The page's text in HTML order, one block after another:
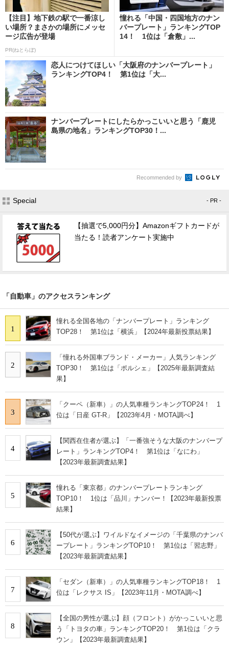
【注目】地下鉄の駅で一番涼し
い場所？まさかの場所にメッセ
ージ広告が登場
PR(ねとらぼ)
憧れる「中国・四国地方のナン
バープレート」ランキングTOP
14！ 1位は「倉敷」...
恋人につけてほしい「大阪府のナンバープレート」
ランキングTOP4！ 第1位は「大...
ナンバープレートにしたらかっこいいと思う「鹿児
島県の地名」ランキングTOP30！...
Recommended by
Special - PR -
【抽選で5,000円分】Amazonギフトカードが
当たる！読者アンケート実施中
「自動車」のアクセスランキング
1
憧れる全国各地の「ナンバープレート」ランキング
TOP28！ 第1位は「横浜」【2024年最新投票結果】
2
「憧れる外国車ブランド・メーカー」人気ランキング
TOP30！ 第1位は「ポルシェ」【2025年最新調査結
果】
3
「クーペ（新車）」の人気車種ランキングTOP24！ 1
位は「日産 GT-R」【2023年4月・MOTA調べ】
4
【関西在住者が選ぶ】「一番強そうな大阪のナンバープ
レート」ランキングTOP4！ 第1位は「なにわ」
【2023年最新調査結果】
5
憧れる「東京都」のナンバープレートランキング
TOP10！ 1位は「品川」ナンバー！【2023年最新投票
結果】
6
【50代が選ぶ】ワイルドなイメージの「千葉県のナンバ
ープレート」ランキングTOP10！ 第1位は「習志野」
【2023年最新調査結果】
7
「セダン（新車）」の人気車種ランキングTOP18！ 1
位は「レクサス IS」【2023年11月・MOTA調べ】
8
【全国の男性が選ぶ】顔（フロント）がかっこいいと思
う「トヨタの車」ランキングTOP20！ 第1位は「クラ
ウン」【2023年最新調査結果】